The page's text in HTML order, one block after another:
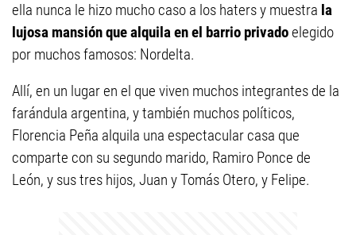
ella nunca le hizo mucho caso a los haters y muestra la
lujosa mansión que alquila en el barrio privadoelegido
por muchos famosos: Nordelta.
Allí, en un lugar en el que viven muchos integrantes de la
farándula argentina, y también muchos políticos,
Florencia Peña alquila una espectacular casa que
comparte con su segundo marido, Ramiro Ponce de
León, y sus tres hijos, Juan y Tomás Otero, y Felipe.